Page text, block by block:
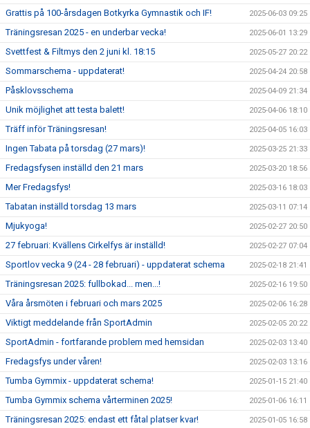
Grattis på 100-årsdagen Botkyrka Gymnastik och IF! 2025-06-03 09:25
Träningsresan 2025 - en underbar vecka! 2025-06-01 13:29
Svettfest & Filtmys den 2 juni kl. 18:15 2025-05-27 20:22
Sommarschema - uppdaterat! 2025-04-24 20:58
Påsklovsschema 2025-04-09 21:34
Unik möjlighet att testa balett! 2025-04-06 18:10
Träff inför Träningsresan! 2025-04-05 16:03
Ingen Tabata på torsdag (27 mars)! 2025-03-25 21:33
Fredagsfysen inställd den 21 mars 2025-03-20 18:56
Mer Fredagsfys! 2025-03-16 18:03
Tabatan inställd torsdag 13 mars 2025-03-11 07:14
Mjukyoga! 2025-02-27 20:50
27 februari: Kvällens Cirkelfys är inställd! 2025-02-27 07:04
Sportlov vecka 9 (24 - 28 februari) - uppdaterat schema 2025-02-18 21:41
Träningsresan 2025: fullbokad... men...! 2025-02-16 19:50
Våra årsmöten i februari och mars 2025 2025-02-06 16:28
Viktigt meddelande från SportAdmin 2025-02-05 20:22
SportAdmin - fortfarande problem med hemsidan 2025-02-03 13:40
Fredagsfys under våren! 2025-02-03 13:16
Tumba Gymmix - uppdaterat schema! 2025-01-15 21:40
Tumba Gymmix schema vårterminen 2025! 2025-01-06 16:11
Träningsresan 2025: endast ett fåtal platser kvar! 2025-01-05 16:58